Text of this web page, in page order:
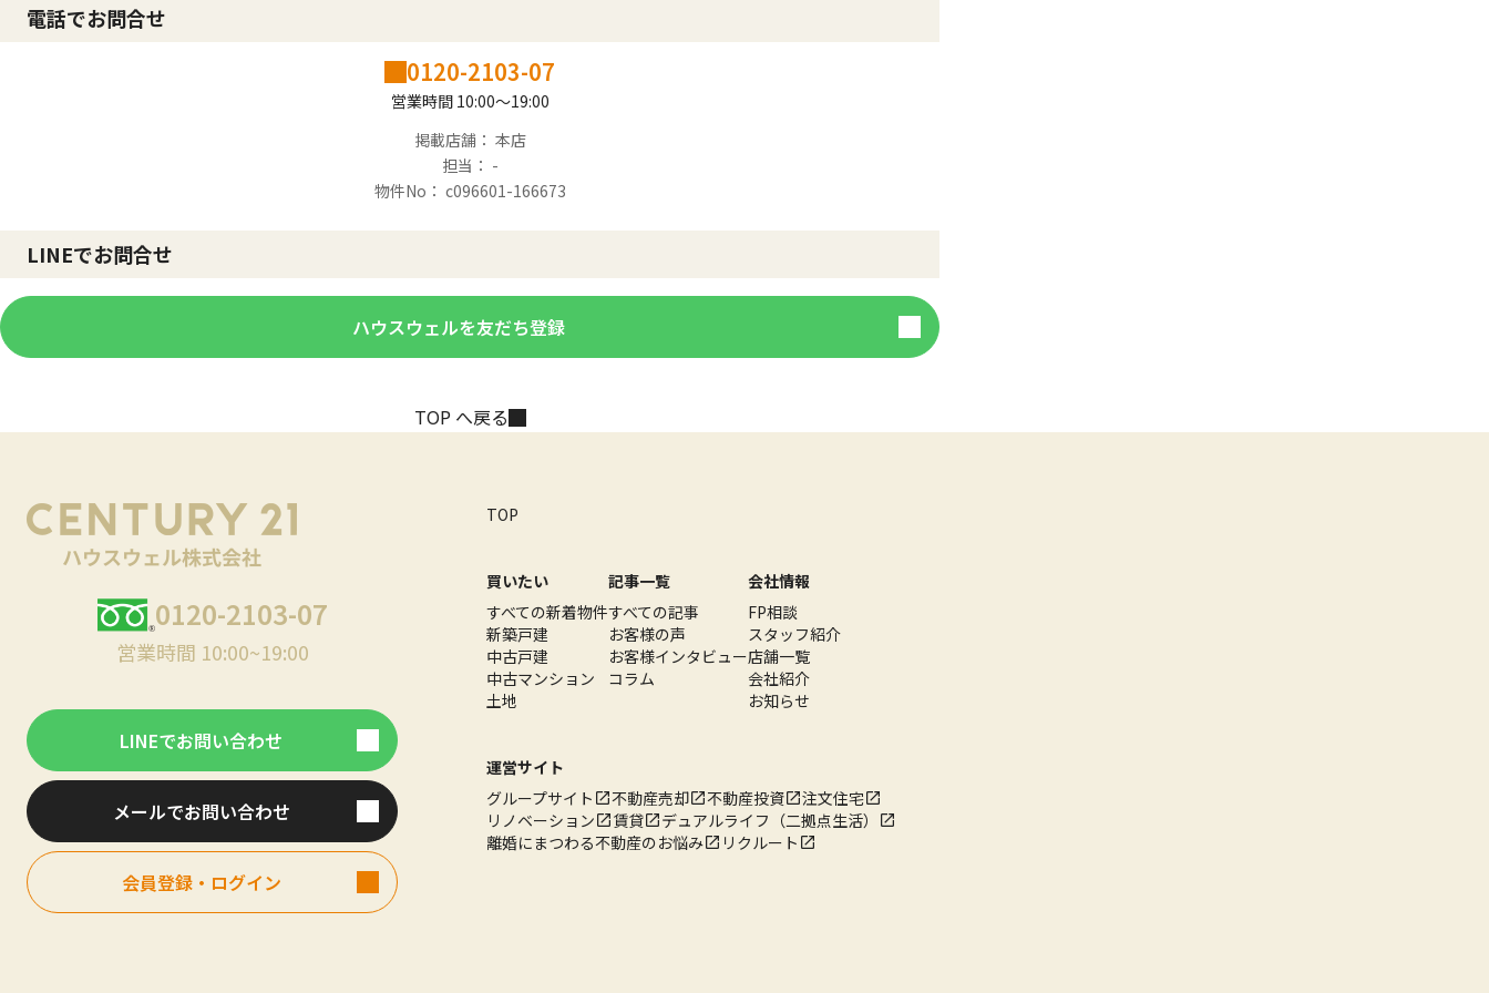
電話でお問合せ
0120-2103-07
営業時間 10:00～19:00
掲載店舗： 本店
担当： -
物件No： c096601-166673
LINEでお問合せ
ハウスウェルを友だち登録
TOP へ戻る
0120-2103-07
営業時間 10:00~19:00
LINEでお問い合わせ
メールでお問い合わせ
会員登録・ログイン
TOP
買いたい
すべての新着物件
新築戸建
中古戸建
中古マンション
土地
記事一覧
すべての記事
お客様の声
お客様インタビュー
コラム
会社情報
FP相談
スタッフ紹介
店舗一覧
会社紹介
お知らせ
運営サイト
グループサイト
不動産売却 不動産投資
注文住宅
リノベーション
賃貸
デュアルライフ（二拠点生活）
離婚にまつわる不動産のお悩み
リクルート